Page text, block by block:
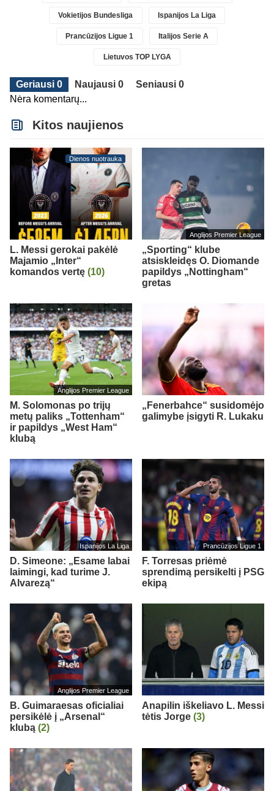
Vokietijos Bundesliga Ispanijos La Liga
Prancūzijos Ligue 1 Italijos Serie A
Lietuvos TOP LYGA
Geriausi 0 Naujausi 0
Seniausi 0
Nėra komentarų...
Kitos naujienos
Dienos nuotrauka
L. Messi gerokai pakėlė
Majamio „Inter“
komandos vertę (10)
Anglijos Premier League
„Sporting“ klube
atsiskleidęs O. Diomande
papildys „Nottingham“
gretas
Anglijos Premier League
M. Solomonas po trijų
metų paliks „Tottenham“
ir papildys „West Ham“
klubą
„Fenerbahce“ susidomėjo
galimybe įsigyti R. Lukaku
Ispanijos La Liga
D. Simeone: „Esame labai
laimingi, kad turime J.
Alvarezą“
Prancūzijos Ligue 1
F. Torresas priėmė
sprendimą persikelti į PSG
ekipą
Anglijos Premier League
B. Guimaraesas oficialiai
persikėlė į „Arsenal“
klubą (2)
Anapilin iškeliavo L. Messi
tėtis Jorge (3)